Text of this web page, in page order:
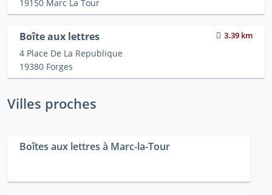
19150 Marc La Tour
Boîte aux lettres 3.39 km
4 Place De La Republique
19380 Forges
Villes proches
Boîtes aux lettres à Marc-la-Tour